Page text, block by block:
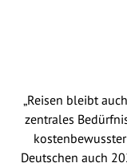
„Reisen bleibt
zentrales
Deutschen auch